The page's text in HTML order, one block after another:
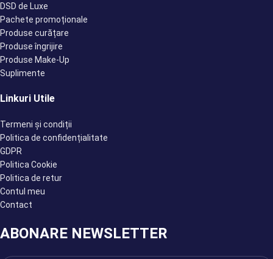
DSD de Luxe
Pachete promoționale
Produse curățare
Produse îngrijire
Produse Make-Up
Suplimente
Linkuri Utile
Termeni și condiții
Politica de confidențialitate
GDPR
Politica Cookie
Politica de retur
Contul meu
Contact
ABONARE NEWSLETTER